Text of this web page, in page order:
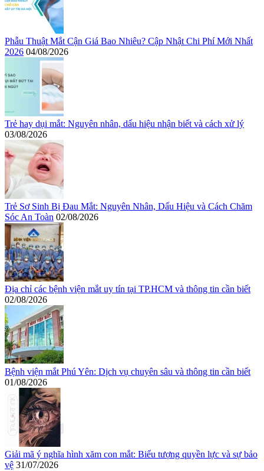
Phẫu Thuật Mắt Cận Giá Bao Nhiêu? Cập Nhật Chi Phí Mới Nhất
2026 04/08/2026
Trẻ hay dụi mắt: Nguyên nhân, dấu hiệu nhận biết và cách xử lý
03/08/2026
Trẻ Sơ Sinh Bị Đau Mắt: Nguyên Nhân, Dấu Hiệu và Cách Chăm
Sóc An Toàn 02/08/2026
Địa chỉ các bệnh viện mắt uy tín tại TP.HCM và thông tin cần biết
02/08/2026
Bệnh viện mắt Phú Yên: Dịch vụ chuyên sâu và thông tin cần biết
01/08/2026
Giải mã ý nghĩa hình xăm con mắt: Biểu tượng quyền lực và sự bảo
vệ 31/07/2026